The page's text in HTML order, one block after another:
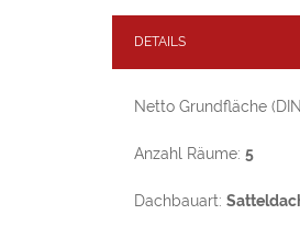
DETAILS
Netto Grundfläche
Anzahl Räume: 5
Dachbauart: